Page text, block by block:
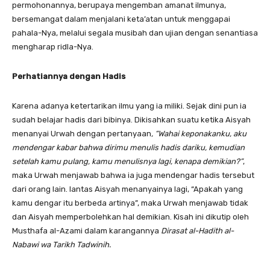
permohonannya, berupaya mengemban amanat ilmunya,
bersemangat dalam menjalani keta’atan untuk menggapai
pahala-Nya, melalui segala musibah dan ujian dengan senantiasa
mengharap ridla-Nya.
Perhatiannya dengan Hadis
Karena adanya ketertarikan ilmu yang ia miliki. Sejak dini pun ia
sudah belajar hadis dari bibinya. Dikisahkan suatu ketika Aisyah
menanyai Urwah dengan pertanyaan, “Wahai keponakanku, aku
mendengar kabar bahwa dirimu menulis hadis dariku, kemudian
setelah kamu pulang, kamu menulisnya lagi, kenapa demikian?”,
maka Urwah menjawab bahwa ia juga mendengar hadis tersebut
dari orang lain. lantas Aisyah menanyainya lagi, “Apakah yang
kamu dengar itu berbeda artinya”, maka Urwah menjawab tidak
dan Aisyah memperbolehkan hal demikian. Kisah ini dikutip oleh
Musthafa al-Azami dalam karangannya Dirasat al-Hadith al-
Nabawi wa Tarikh Tadwinih.